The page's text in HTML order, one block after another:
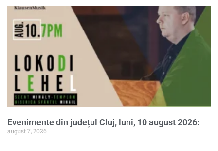
Evenimente din județul Cluj, luni, 10 august 2026:
august 7, 2026